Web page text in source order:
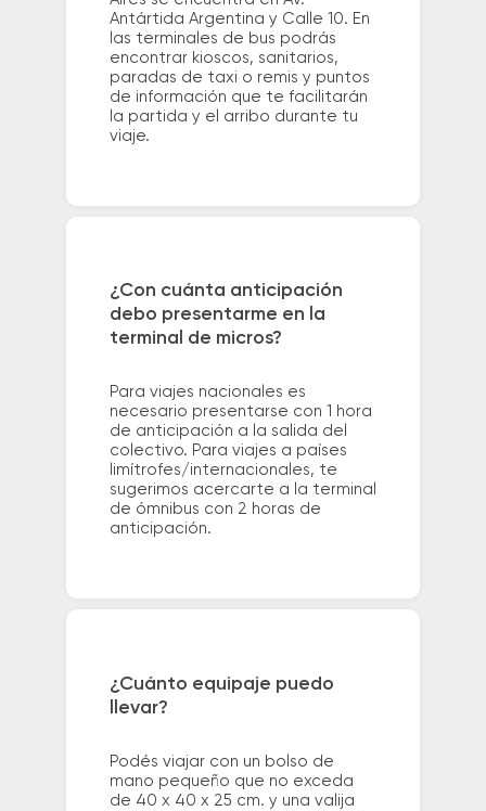
Antártida Argentina y Calle 10. En
las terminales de bus podrás
encontrar kioscos, sanitarios,
paradas de taxi o remis y puntos
de información que te facilitarán
la partida y el arribo durante tu
viaje.
¿Con cuánta anticipación
debo presentarme en la
terminal de micros?
Para viajes nacionales es
necesario presentarse con 1 hora
de anticipación a la salida del
colectivo. Para viajes a países
limítrofes/internacionales, te
sugerimos acercarte a la terminal
de ómnibus con 2 horas de
anticipación.
¿Cuánto equipaje puedo
llevar?
Podés viajar con un bolso de
mano pequeño que no exceda
de 40 x 40 x 25 cm. y una valija